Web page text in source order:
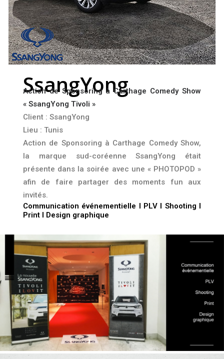
SsangYong
Action de Sponsoring à Carthage Comedy Show
« SsangYong Tivoli »
Client : SsangYong
Lieu : Tunis
Action de Sponsoring à Carthage Comedy Show,
la marque sud-coréenne SsangYong
était
présente dans la soirée avec une « PHOTOPOD »
afin de faire partager des moments fun aux
invités.
Communication événementielle l PLV l Shooting l
Print l Design graphique